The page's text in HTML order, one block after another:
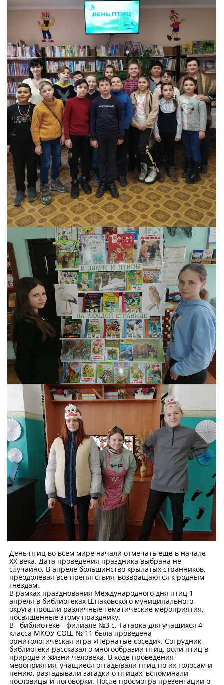
День птиц во всем мире начали отмечать еще в начале
ХХ века. Дата проведения праздника выбрана не
случайно. В апреле большинство крылатых странников,
преодолевая все препятствия, возвращаются к родным
гнездам.
В рамках празднования Международного дня птиц 1
апреля в библиотеках Шпаковского муниципального
округа прошли различные тематические мероприятия,
посвящённые этому празднику.
В библиотеке - филиале №3 с. Татарка для учащихся 4
класса МКОУ СОШ № 11 была проведена
орнитологическая игра «Пернатые соседи». Сотрудник
библиотеки рассказал о многообразии птиц, роли птиц в
природе и жизни человека. В ходе проведения
мероприятия, учащиеся отгадывали птиц по их голосам и
пению, разгадывали загадки о птицах, вспоминали
пословицы и поговорки. После просмотра презентации о